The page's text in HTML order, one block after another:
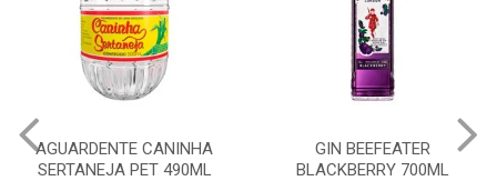
AGUARDENTE CANINHA
SERTANEJA PET 490ML
GIN BEEFEATER
BLACKBERRY 700ML